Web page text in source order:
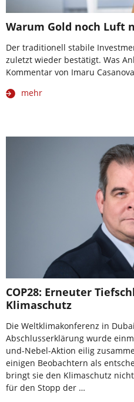
Warum Gold noch Luft
Der traditionell stabile
zuletzt wieder bestätigt. Was
Kommentar von Imaru
mehr
COP28: Erneuter
Klimaschutz
Die Weltklimakonferenz in
Abschlusserklärung wurde
und-Nebel-Aktion eilig
einigen Beobachtern als
bringt sie den Klimaschutz
für den Stopp der …